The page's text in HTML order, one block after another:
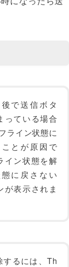
で送信ボタ
っている場合
ライン状態に
とが原因で
イン状態を解
に戻さない
が表示されま
するには、Th